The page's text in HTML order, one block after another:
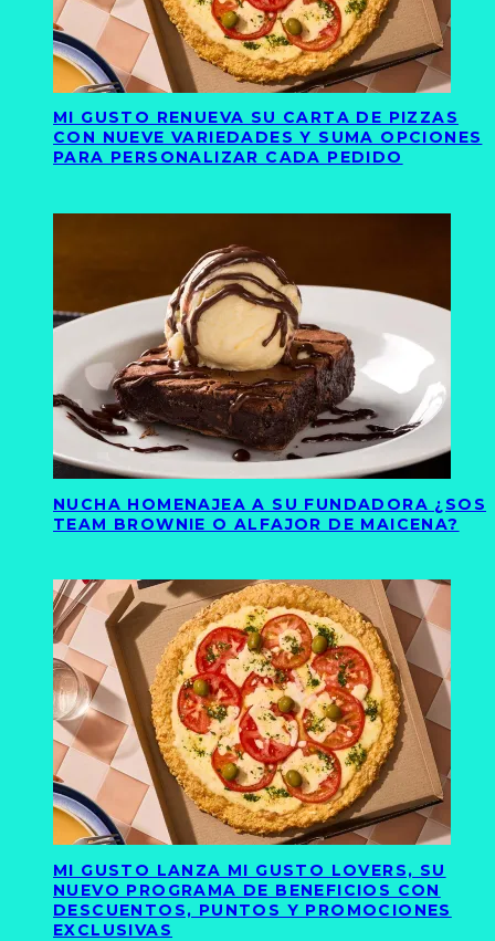
MI GUSTO RENUEVA SU CARTA DE PIZZAS
CON NUEVE VARIEDADES Y SUMA OPCIONES
PARA PERSONALIZAR CADA PEDIDO
NUCHA HOMENAJEA A SU FUNDADORA ¿SOS
TEAM BROWNIE O ALFAJOR DE MAICENA?
MI GUSTO LANZA MI GUSTO LOVERS, SU
NUEVO PROGRAMA DE BENEFICIOS CON
DESCUENTOS, PUNTOS Y PROMOCIONES
EXCLUSIVAS